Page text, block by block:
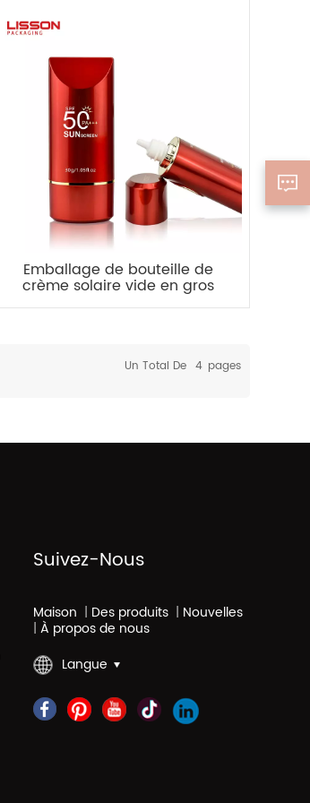
Emballage de bouteille de
crème solaire vide en gros
de 30 g
Un Total De 4 Pages
Suivez-Nous
Maison | Des produits | Nouvelles
| À propos de nous
Langue